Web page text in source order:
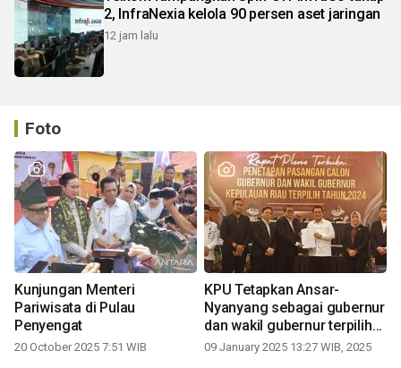
2, InfraNexia kelola 90 persen aset jaringan
12 jam lalu
Foto
Kunjungan Menteri
Pariwisata di Pulau
Penyengat
20 October 2025 7:51 WIB
KPU Tetapkan Ansar-
Nyanyang sebagai gubernur
dan wakil gubernur terpilih
periode 2025-2030
09 January 2025 13:27 WIB, 2025